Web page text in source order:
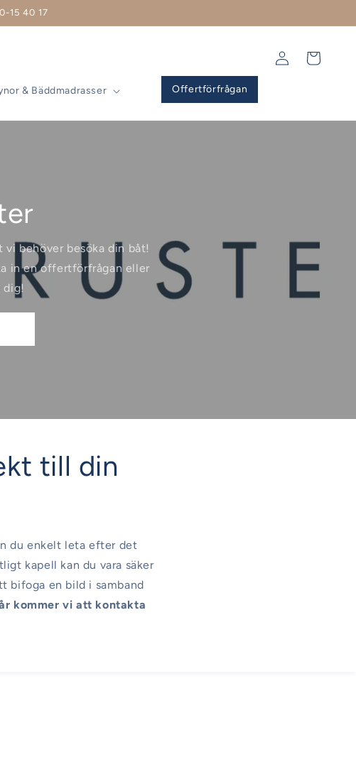
15 40 17
& Bäddmadrasser Offertförfrågan
Logga
Varukorg
behöver besöka din båt!
in en offertförfrågan eller
dig!
till din
du enkelt leta efter det
kapell kan du vara säker
bifoga en bild i samband
kommer vi att kontakta